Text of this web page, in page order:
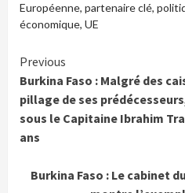
Européenne, partenaire clé,
économique, UE
Continue
Reading
Previous
Burkina Faso : Malgré des
pillage de ses
sous le Capitaine Ibrahim
ans
Burkina Faso : Le cabinet